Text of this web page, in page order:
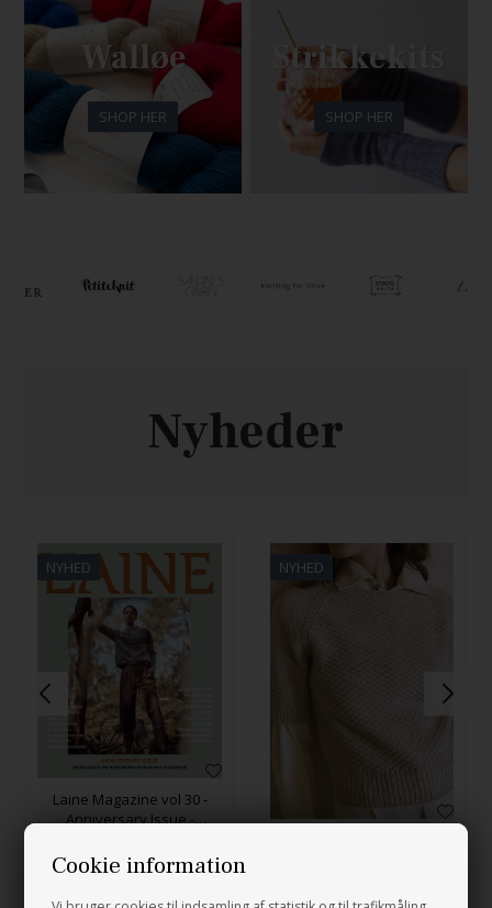
Cookie information
Walløe
SHOP HER
Strikkekits
SHOP HER
Nyheder
NYHED
Laine Magazine vol 30 -
Anniversary Issue -
NYHED